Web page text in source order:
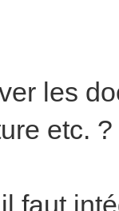
les
etc. ?
faut